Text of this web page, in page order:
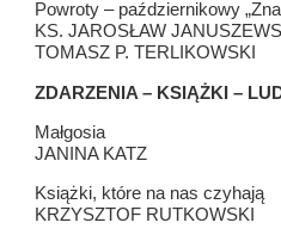
Powroty – październikowy
KS. JAROSŁAW
TOMASZ P. TERLIKOWSKI
ZDARZENIA – KSIĄŻKI –
Małgosia
JANINA KATZ
Książki, które na nas czyhają
KRZYSZTOF RUTKOWSKI